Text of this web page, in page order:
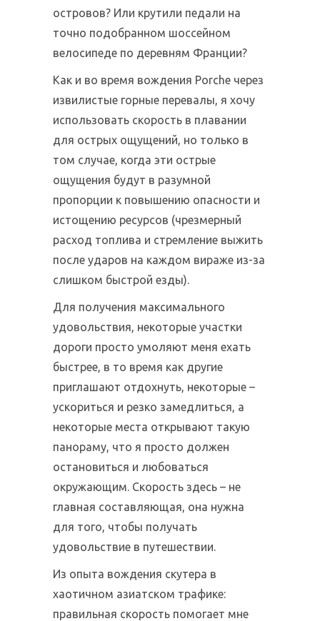
островов? Или крутили педали на
точно подобранном шоссейном
велосипеде по деревням Франции?
Как и во время вождения Porche через
извилистые горные перевалы, я хочу
использовать скорость в плавании
для острых ощущений, но только в
том случае, когда эти острые
ощущения будут в разумной
пропорции к повышению опасности и
истощению ресурсов (чрезмерный
расход топлива и стремление выжить
после ударов на каждом вираже из-за
слишком быстрой езды).
Для получения максимального
удовольствия, некоторые участки
дороги просто умоляют меня ехать
быстрее, в то время как другие
приглашают отдохнуть, некоторые –
ускориться и резко замедлиться, а
некоторые места открывают такую
панораму, что я просто должен
остановиться и любоваться
окружающим. Скорость здесь – не
главная составляющая, она нужна
для того, чтобы получать
удовольствие в путешествии.
Из опыта вождения скутера в
хаотичном азиатском трафике:
правильная скорость помогает мне